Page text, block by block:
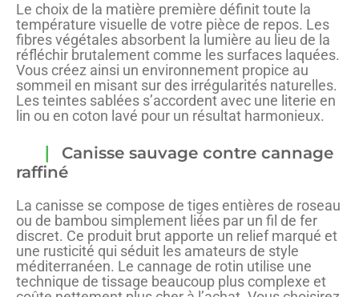
Le choix de la matière première définit toute la
température visuelle de votre pièce de repos. Les
fibres végétales absorbent la lumière au lieu de la
réfléchir brutalement comme les surfaces laquées.
Vous créez ainsi un environnement propice au
sommeil en misant sur des irrégularités naturelles.
Les teintes sablées s’accordent avec une literie en
lin ou en coton lavé pour un résultat harmonieux.
Canisse sauvage contre cannage
raffiné
La canisse se compose de tiges entières de roseau
ou de bambou simplement liées par un fil de fer
discret. Ce produit brut apporte un relief marqué et
une rusticité qui séduit les amateurs de style
méditerranéen. Le cannage de rotin utilise une
technique de tissage beaucoup plus complexe et